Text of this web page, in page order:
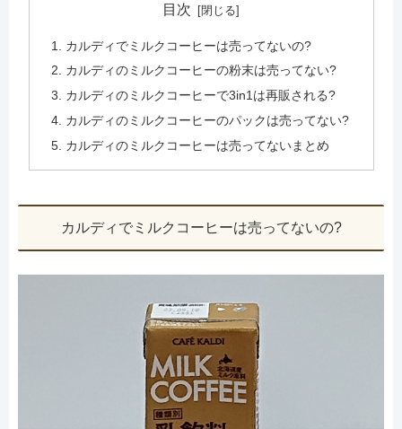
目次
カルディでミルクコーヒーは売ってないの?
カルディのミルクコーヒーの粉末は売ってない?
カルディのミルクコーヒーで3in1は再販される?
カルディのミルクコーヒーのパックは売ってない?
カルディのミルクコーヒーは売ってないまとめ
カルディでミルクコーヒーは売ってないの?